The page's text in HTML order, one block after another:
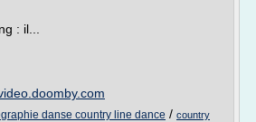
: il...
danse country line dance / country